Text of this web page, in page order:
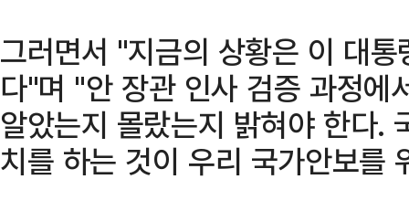
그러면서 "지금의 상황은 이 대
다"며 "안 장관 인사 검증 과정에
알았는지 몰랐는지 밝혀야 한다.
치를 하는 것이 우리 국가안보를